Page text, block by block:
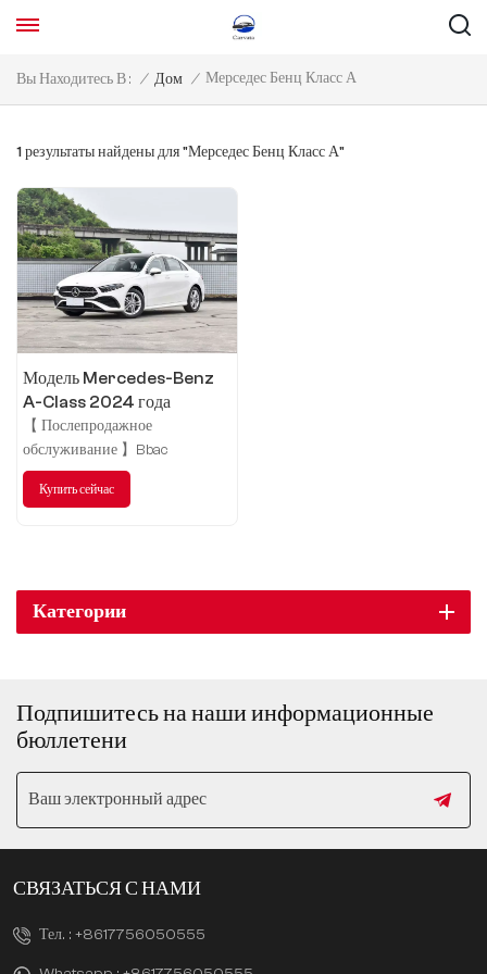
Вы Находитесь В : / Дом / Мерседес Бенц Класс А
1 результаты найдены для "Мерседес Бенц Класс А"
Модель Mercedes-Benz
A-Class 2024 года
изменена на A 180 L
【 Послепродажное
обслуживание 】Bbac
обеспечивает комплексное
послепродажное обслуживание
Купить сейчас
Категории
Подпишитесь на наши информационные
бюллетени
СВЯЗАТЬСЯ С НАМИ
Тел. : +8617756050555